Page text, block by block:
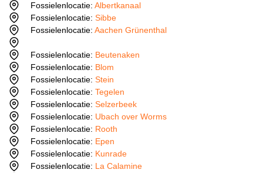
Fossielenlocatie:Albertkanaal
Fossielenlocatie:Sibbe
Fossielenlocatie:Aachen Grünenthal
Fossielenlocatie: Beutenaken
Fossielenlocatie: Blom
Fossielenlocatie:Stein
Fossielenlocatie:Tegelen
Fossielenlocatie:Selzerbeek
Fossielenlocatie: Ubach over Worms
Fossielenlocatie: Rooth
Fossielenlocatie: Epen
Fossielenlocatie: Kunrade
Fossielenlocatie: La Calamine